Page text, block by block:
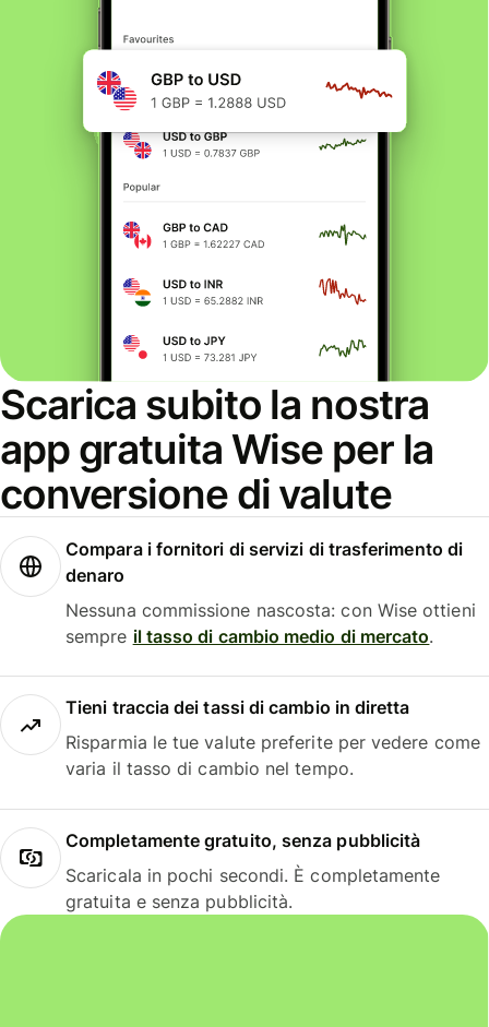
Scarica subito la nostra
app gratuita Wise per la
conversione di valute
Compara i fornitori di servizi di trasferimento di
denaro
Nessuna commissione nascosta: con Wise ottieni
sempre il tasso di cambio medio di mercato.
Tieni traccia dei tassi di cambio in diretta
Risparmia le tue valute preferite per vedere come
varia il tasso di cambio nel tempo.
Completamente gratuito, senza pubblicità
Scaricala in pochi secondi. È completamente
gratuita e senza pubblicità.